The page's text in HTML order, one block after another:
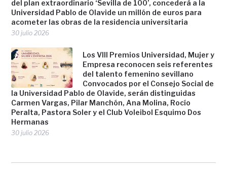
del plan extraordinario ‘Sevilla de 100’, concederá a la
Universidad Pablo de Olavide un millón de euros para
acometer las obras de la residencia universitaria
30 julio 2026
Los VIII Premios Universidad, Mujer y
Empresa reconocen seis referentes
del talento femenino sevillano
Convocados por el Consejo Social de
la Universidad Pablo de Olavide, serán distinguidas
Carmen Vargas, Pilar Manchón, Ana Molina, Rocío
Peralta, Pastora Soler y el Club Voleibol Esquimo Dos
Hermanas
30 julio 2026